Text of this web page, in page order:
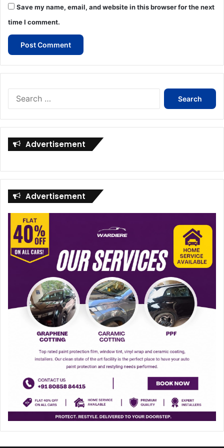
Save my name, email, and website in this browser for the next
time I comment.
Search
Advertisement
Advertisement